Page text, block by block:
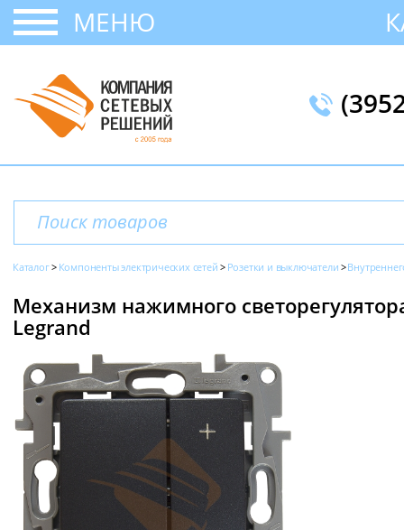
МЕНЮ
Каталог Компоненты электрических сетей Розетки и выключатели
Механизм нажимного
Legrand